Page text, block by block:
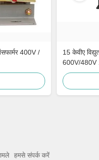
400V /
15 केवीए
600V/480V
हमसे संपर्क करें